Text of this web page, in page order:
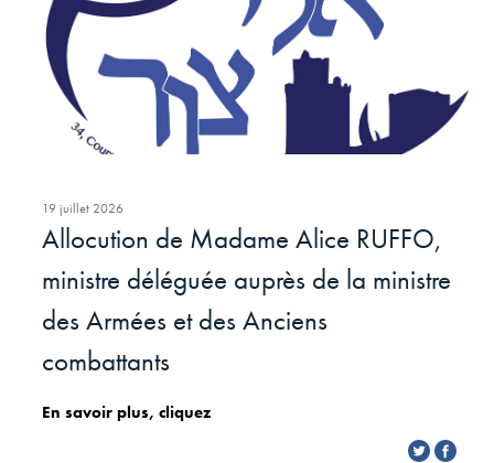
19 juillet 2026
Allocution de Madame Alice RUFFO,
ministre déléguée auprès de la ministre
des Armées et des Anciens
combattants
En savoir plus, cliquez